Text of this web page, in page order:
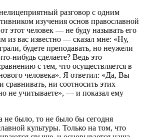
разговор с одним
изучения основ православной
этот человек — не буду называть его
из вас известно — сказал мне: «Ну,
будете преподавать, но неужели
нибудь сделаете? Ведь это
с тем, что осуществляется в
человека». Я ответил: «Да, Вы
ни соотносить этих
не учитываете», — и показал ему
не было, то не было бы сегодня
культуры. Только на том, что